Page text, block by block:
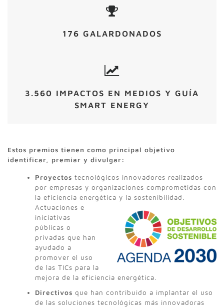
176 GALARDONADOS
3.560 IMPACTOS EN MEDIOS Y GUÍA
SMART ENERGY
Estos premios tienen como principal objetivo
identificar, premiar y divulgar:
Proyectos tecnológicos innovadores realizados
por empresas y organizaciones comprometidas con
la eficiencia energética y la sostenibilidad.
Actuaciones e
iniciativas
públicas o
privadas que han
ayudado a
promover el uso
de las TICs para la
mejora de la eficiencia energética.
Directivos que han contribuido a implantar el uso
de las soluciones tecnológicas más innovadoras